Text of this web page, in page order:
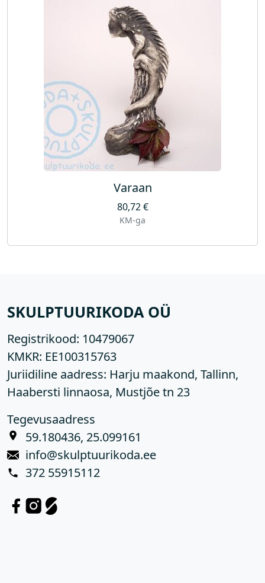
Varaan
80,72€
KM-ga
SKULPTUURIKODA OÜ
Registrikood: 10479067
KMKR: EE100315763
Juriidiline aadress: Harju maakond, Tallinn,
Haabersti linnaosa, Mustjõe tn 23
Tegevusaadress
59.180436, 25.099161
info@skulptuurikoda.ee
372 55915112